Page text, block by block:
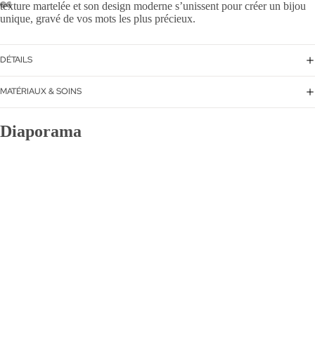
texture martelée et son design moderne s’unissent pour créer un bijou
unique, gravé de vos mots les plus précieux.
DÉTAILS
MATÉRIAUX & SOINS
Diaporama